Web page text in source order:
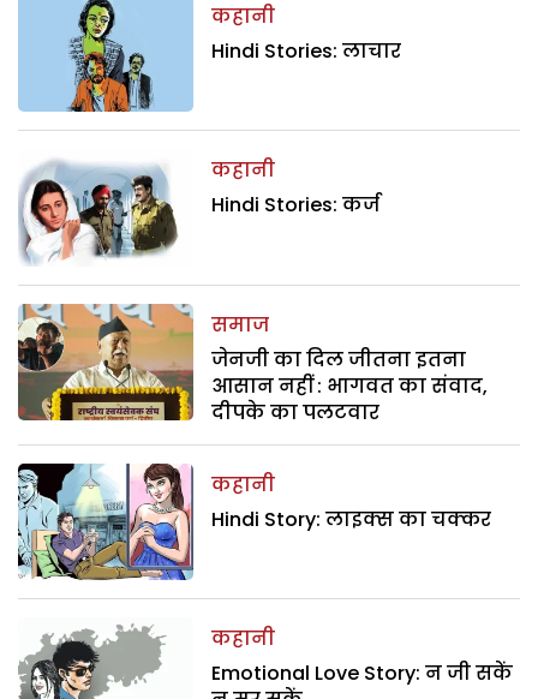
कहानी
Hindi Stories: लाचार
कहानी
Hindi Stories: कर्ज
समाज
जेनजी का दिल जीतना इतना
आसान नहीं : भागवत का संवाद,
दीपके का पलटवार
कहानी
Hindi Story: लाइक्स का चक्कर
कहानी
Emotional Love Story: न जी सकें